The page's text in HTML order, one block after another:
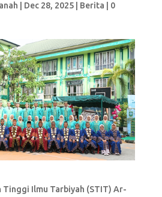
Dec 28, 2025| Berita
0
Tinggi Ilmu Tarbiyah (STIT) Ar-